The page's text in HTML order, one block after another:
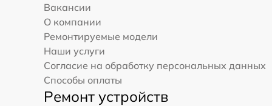
Вакансии
О компании
Ремонтируемые модели
Наши услуги
Согласие на обработку персональных данных
Способы оплаты
Ремонт устройств